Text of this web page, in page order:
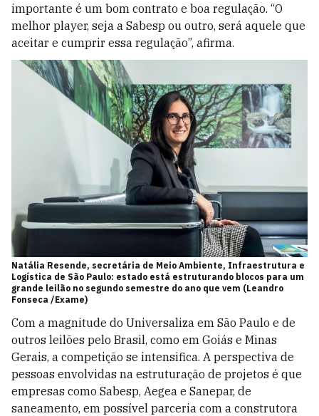
importante é um bom contrato e boa regulação. “O
melhor player, seja a Sabesp ou outro, será aquele que
aceitar e cumprir essa regulação”, afirma.
Natália Resende, secretária de Meio Ambiente, Infraestrutura e
Logística de São Paulo: estado está estruturando blocos para um
grande leilão no segundo semestre do ano que vem (Leandro
Fonseca /Exame)
Com a magnitude do Universaliza em São Paulo e de
outros leilões pelo Brasil, como em Goiás e Minas
Gerais, a competição se intensifica. A perspectiva de
pessoas envolvidas na estruturação de projetos é que
empresas como Sabesp, Aegea e Sanepar, de
saneamento, em possível parceria com a construtora